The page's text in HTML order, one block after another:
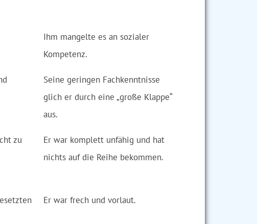
Ihm mangelte es an sozialer
Kompetenz.
Seine geringen Fachkenntnisse
glich er durch eine „große Klappe“
aus.
zu
Er war komplett unfähig und hat
nichts auf die Reihe bekommen.
Er war frech und vorlaut.